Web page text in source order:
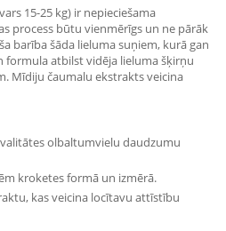
15-25 kg) ir nepieciešama
process būtu vienmērīgs un ne pārāk
barība šāda lieluma suņiem, kurā gan
formula atbilst vidēja lieluma šķirņu
Mīdiju čaumalu ekstrakts veicina
olbaltumvielu daudzumu
kroketes formā un izmērā.
kas veicina locītavu attīstību